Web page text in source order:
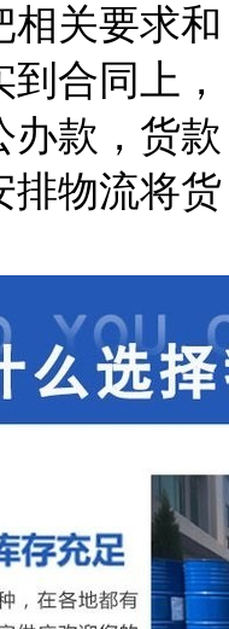
相关要求和
合同上，
办款，货款
排物流将货